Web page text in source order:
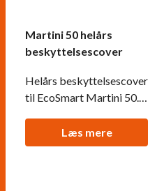
Martini 50 helårs
beskyttelsescover
Helårs beskyttelsescover
til EcoSmart Martini 50.
materiale, der passer på
din biopejs hvis den står
Læs mere